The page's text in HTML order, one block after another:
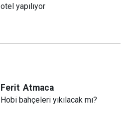
otel yapılıyor
Ferit Atmaca
Hobi bahçeleri yıkılacak mı?